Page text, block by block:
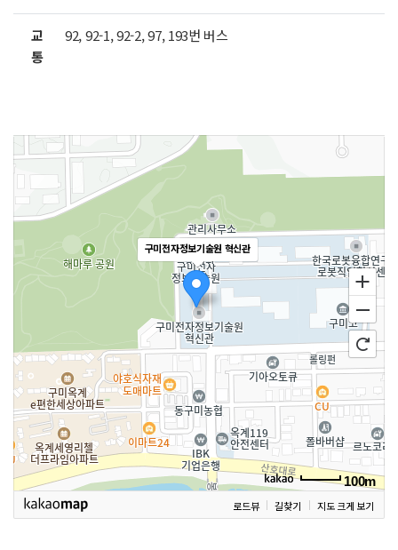
교
통
92, 92-1, 92-2, 97, 193번 버스
구미전자정보기술원 혁신관
100m
로드뷰 길찾기 지도 크게 보기